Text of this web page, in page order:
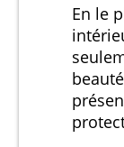
En le